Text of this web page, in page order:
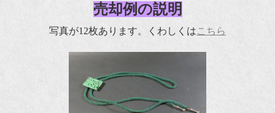
売却例の説明
写真が12枚あります。くわしくはこちら